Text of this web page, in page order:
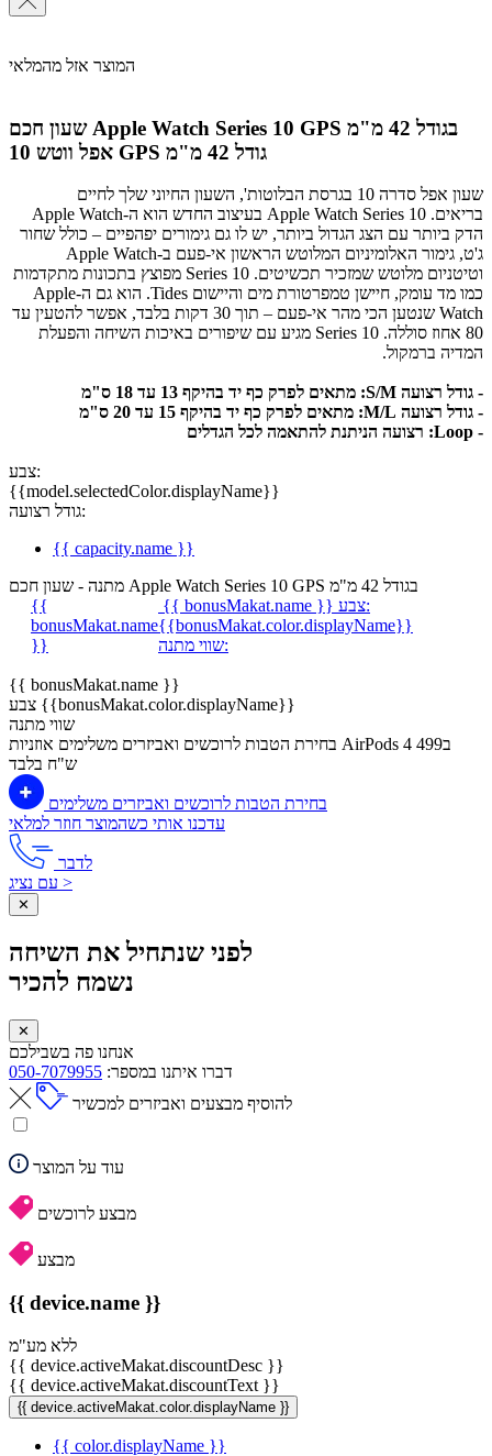
המוצר אזל מהמלאי
שעון חכם Apple Watch Series 10 GPS בגודל 42 מ"מ
אפל ווטש 10 GPS גודל 42 מ"מ
שעון אפל סדרה 10 בגרסת הבלוטות', השעון החיוני שלך לחיים
בריאים. Apple Watch Series 10 בעיצוב החדש הוא ה-Apple Watch
הדק ביותר עם הצג הגדול ביותר, יש לו גם גימורים יפהפיים – כולל שחור
ג'ט, גימור האלומיניום המלוטש הראשון אי-פעם ב-Apple Watch
וטיטניום מלוטש שמזכיר תכשיטים. Series 10 מפוצץ בתכונות מתקדמות
כמו מד עומק, חיישן טמפרטורת מים והיישום Tides. הוא גם ה-Apple
Watch שנטען הכי מהר אי-פעם – תוך 30 דקות בלבד, אפשר להטעין עד
80 אחוז סוללה. Series 10 מגיע עם שיפורים באיכות השיחה והפעלת
המדיה ברמקול.
- גודל רצועה S/M: מתאים לפרק כף יד בהיקף 13 עד 18 ס"מ
- גודל רצועה M/L: מתאים לפרק כף יד בהיקף 15 עד 20 ס"מ
- Loop: רצועה הניתנת להתאמה לכל הגדלים
צבע:
{{model.selectedColor.displayName}}
גודל רצועה:
{{ capacity.name }}
מתנה - שעון חכם Apple Watch Series 10 GPS בגודל 42 מ"מ
{{
bonusMakat.name
}}
{{ bonusMakat.name }}
צבע:
{{bonusMakat.color.displayName}}
שווי מתנה:
{{ bonusMakat.name }}
צבע {{bonusMakat.color.displayName}}
שווי מתנה
בחירת הטבות לרוכשים ואביזרים משלימים אוזניות AirPods 4 ב499
ש"ח בלבד
בחירת הטבות לרוכשים ואביזרים משלימים
עדכנו אותי כשהמוצר חוזר למלאי
לדבר
עם נציג >
✕
לפני שנתחיל את השיחה
נשמח להכיר
✕
אנחנו פה בשבילכם
דברו איתנו במספר: 050-7079955
להוסיף מבצעים ואביזרים למכשיר
עוד על המוצר
מבצע לרוכשים
מבצע
{{ device.name }}
ללא מע"מ
{{ device.activeMakat.discountDesc }}
{{ device.activeMakat.discountText }}
{{ device.activeMakat.color.displayName }}
{{ color.displayName }}